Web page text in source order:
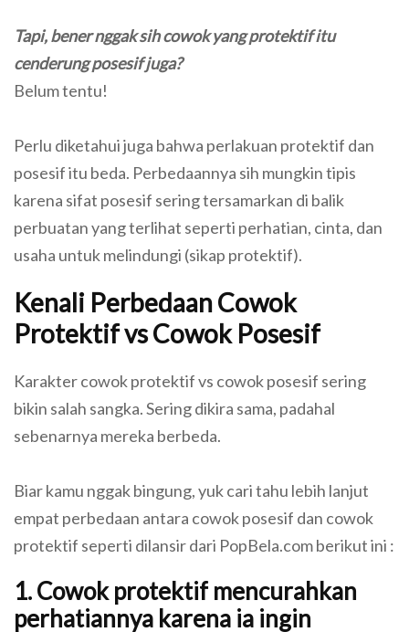
Tapi, bener nggak sih cowok yang protektif itu
cenderung posesif juga?
Belum tentu!
Perlu diketahui juga bahwa perlakuan protektif dan
posesif itu beda. Perbedaannya sih mungkin tipis
karena sifat posesif sering tersamarkan di balik
perbuatan yang terlihat seperti perhatian, cinta, dan
usaha untuk melindungi (sikap protektif).
Kenali Perbedaan Cowok
Protektif vs Cowok Posesif
Karakter cowok protektif vs cowok posesif sering
bikin salah sangka. Sering dikira sama, padahal
sebenarnya mereka berbeda.
Biar kamu nggak bingung, yuk cari tahu lebih lanjut
empat perbedaan antara cowok posesif dan cowok
protektif seperti dilansir dari PopBela.com berikut ini :
1. Cowok protektif mencurahkan
perhatiannya karena ia ingin